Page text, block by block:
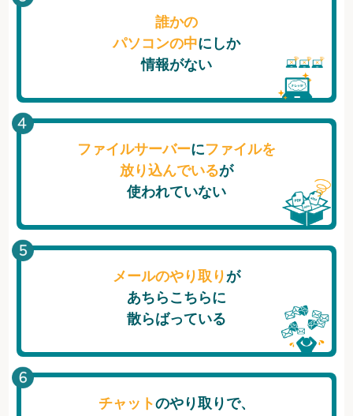
誰かの
パソコンの中にしか
情報がない
ファイルサーバーにファイルを
放り込んでいるが
使われていない
メールのやり取り が
あちらこちらに
散らばっている
チャットのやり取りで、